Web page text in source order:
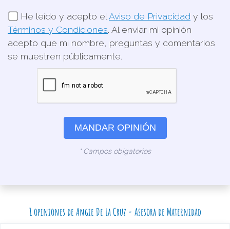
He leído y acepto elAviso de Privacidad y los
Términos y Condiciones. Al enviar mi opinión
acepto que mi nombre, preguntas y comentarios
se muestren públicamente.
MANDAR OPINIÓN
* Campos obigatorios
1 opiniones de Angie De La Cruz - Asesora de Maternidad